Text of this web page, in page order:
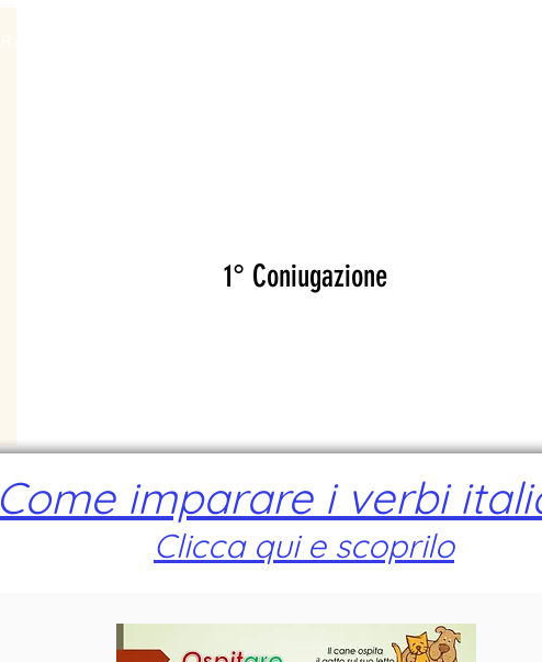
1° Coniugazione
Come imparare i verbi
Clicca qui e scoprilo